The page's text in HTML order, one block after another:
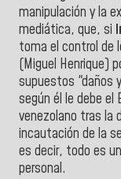
manipulación y la
mediática, que, si
toma el control de
(Miguel Henrique)
supuestos "daños
según él le debe el
venezolano tras la
incautación de la
es decir, todo es
personal.